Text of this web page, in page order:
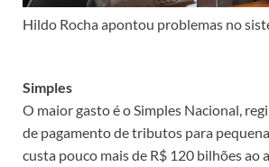
Hildo Rocha apontou problemas no
Simples
O maior gasto é o Simples Nacional,
de pagamento de tributos para
custa pouco mais de R$ 120 bilhões ao